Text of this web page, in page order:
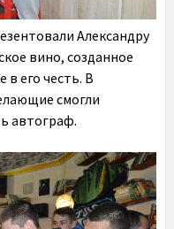
Александру
вино, созданное
в его честь. В
смогли
автограф.